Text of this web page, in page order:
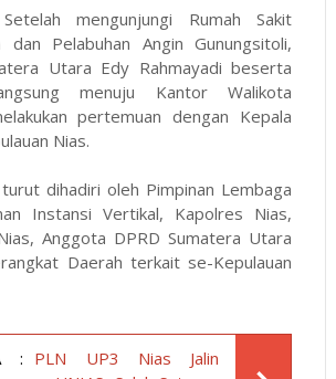
mengunjungi Rumah Sakit
dan Pelabuhan Angin Gunungsitoli,
Utara Edy Rahmayadi beserta
menuju Kantor Walikota
pertemuan dengan Kepala
Nias.
dihadiri oleh Pimpinan Lembaga
Instansi Vertikal, Kapolres Nias,
Anggota DPRD Sumatera Utara
Daerah terkait se-Kepulauan
: PLN UP3 Nias Jalin